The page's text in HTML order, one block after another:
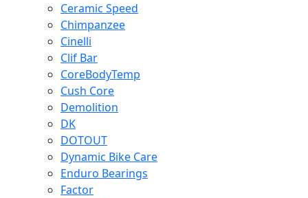
Ceramic Speed
Chimpanzee
Cinelli
Clif Bar
CoreBodyTemp
Cush Core
Demolition
DK
DOTOUT
Dynamic Bike Care
Enduro Bearings
Factor